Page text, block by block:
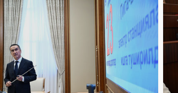
ПОЛИТИКА 06.
Президенту доложили о